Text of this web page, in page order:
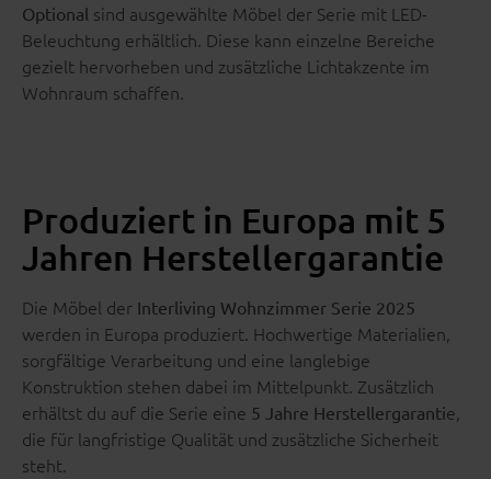
Optional sind ausgewählte Möbel der Serie mit LED-
Beleuchtung erhältlich. Diese kann einzelne Bereiche
gezielt hervorheben und zusätzliche Lichtakzente im
Wohnraum schaffen.
Produziert in Europa mit 5
Jahren Herstellergarantie
Die Möbel der Interliving Wohnzimmer Serie 2025
werden in Europa produziert. Hochwertige Materialien,
sorgfältige Verarbeitung und eine langlebige
Konstruktion stehen dabei im Mittelpunkt. Zusätzlich
erhältst du auf die Serie eine 5 Jahre Herstellergarantie,
die für langfristige Qualität und zusätzliche Sicherheit
steht.